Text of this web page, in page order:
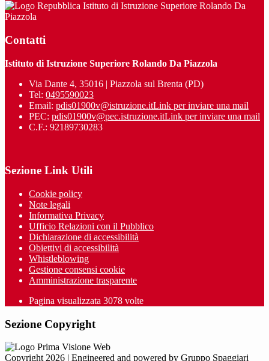
Istituto di Istruzione Superiore Rolando Da
Piazzola
Contatti
Istituto di Istruzione Superiore Rolando Da Piazzola
Via Dante 4, 35016 | Piazzola sul Brenta (PD)
Tel: 0495590023
Email: pdis01900v@istruzione.itLink per inviare una mail
PEC: pdis01900v@pec.istruzione.itLink per inviare una mail
C.F.: 92189730283
Sezione Link Utili
Cookie policy
Note legali
Informativa Privacy
Ufficio Relazioni con il Pubblico
Dichiarazione di accessibilità
Obiettivi di accessibilità
Whistleblowing
Gestione consensi cookie
Amministrazione trasparente
Pagina visualizzata 3078 volte
Sezione Copyright
Copyright 2026 | Engineered and powered by Gruppo Spaggiari